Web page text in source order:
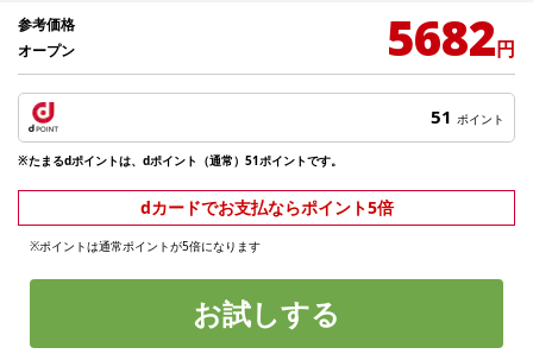
参考価格
オープン
5682円
51 ポイント
※たまるdポイントは、dポイント（通常）51ポイントです。
dカードでお支払ならポイント5倍
※ポイントは通常ポイントが5倍になります
お試しする